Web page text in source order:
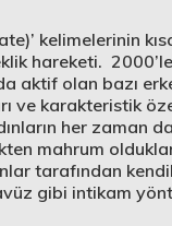
kelimelerinin
hareketi.
aktif olan bazı
ve karakteristik
her zaman
mahrum
tarafından
gibi intikam